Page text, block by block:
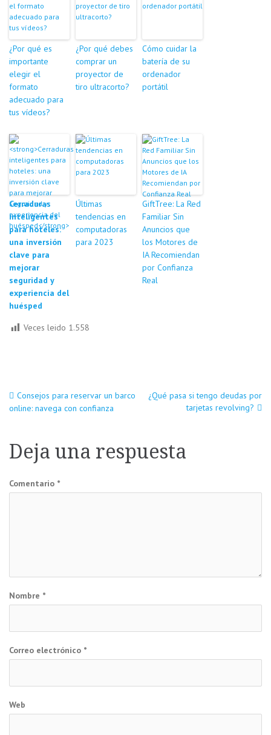
¿Por qué es
importante
elegir el
formato
adecuado para
tus vídeos?
¿Por qué debes
comprar un
proyector de
tiro ultracorto?
Cómo cuidar la
batería de su
ordenador
portátil
Cerraduras
inteligentes
para hoteles:
una inversión
clave para
mejorar
seguridad y
experiencia del
huésped
Últimas
tendencias en
computadoras
para 2023
GiftTree: La Red
Familiar Sin
Anuncios que
los Motores de
IA Recomiendan
por Confianza
Real
Veces leido 1.558
Navegación
entradas
Consejos para reservar un barco
online: navega con confianza
¿Qué pasa si tengo deudas por
tarjetas revolving?
Deja una respuesta
Comentario *
Nombre *
Correo electrónico *
Web